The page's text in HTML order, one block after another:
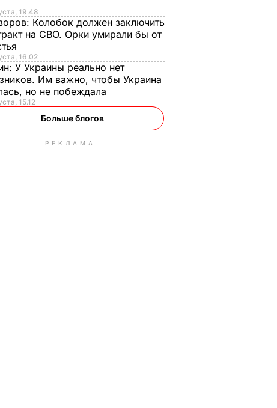
19.48
Колобок должен заключить
на СВО. Орки умирали бы от
16.02
У Украины реально нет
Им важно, чтобы Украина
но не побеждала
15.12
Больше блогов
РЕКЛАМА